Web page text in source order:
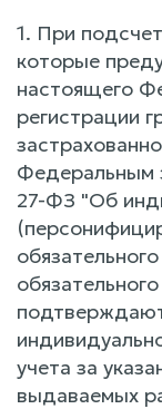
1. При
которые
настоящего
регистрации
Федеральным
27-ФЗ "Об
учета за
выдаваемых